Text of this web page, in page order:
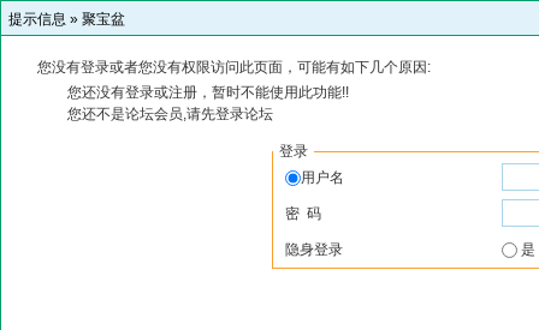
提示信息 » 聚宝盆
您没有登录或者您没有权限访问此页面，可能有如下几个原因:
您还没有登录或注册，暂时不能使用此功能!!
您还不是论坛会员,请先登录论坛
登录
用户名
密 码
隐身登录